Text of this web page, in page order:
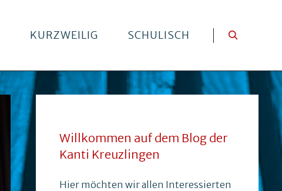
KURZWEILIG SCHULISCH
Willkommen auf dem Blog der
Kanti Kreuzlingen
Hier möchten wir allen Interessierten